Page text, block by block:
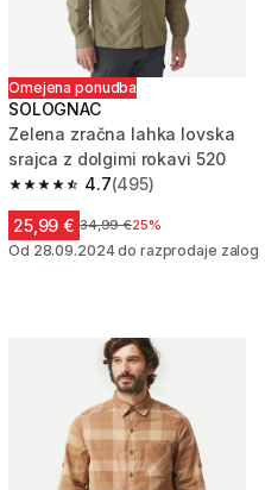
Omejena ponudba
SOLOGNAC
Zelena zračna lahka lovska
srajca z dolgimi rokavi 520
4.7
4.7 od 5 zvezdic from 495
(495)
25,99 € Cena pred znižanjem
34,99 €25%
Od 28.09.2024 do razprodaje zalog